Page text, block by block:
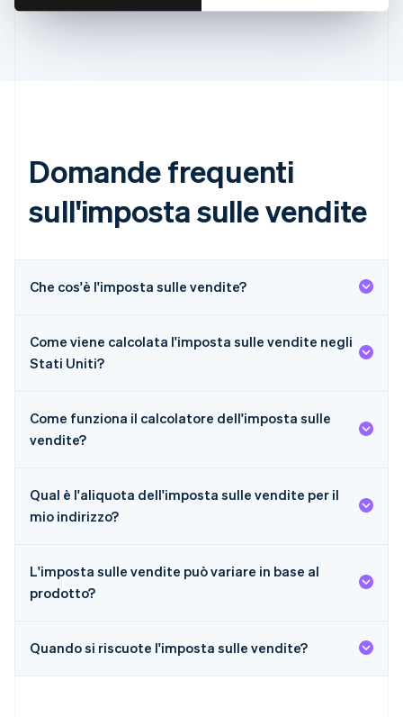
Domande frequenti
sull'imposta sulle vendite
Che cos'è l'imposta sulle vendite?
Come viene calcolata l'imposta sulle vendite negli
Stati Uniti?
Come funziona il calcolatore dell'imposta sulle
vendite?
Qual è l'aliquota dell'imposta sulle vendite per il
mio indirizzo?
L'imposta sulle vendite può variare in base al
prodotto?
Quando si riscuote l'imposta sulle vendite?
简体中文English
Estonia
Finlandia
Germania
日本語English
Gibilterra
English
India
English
ItalianoEnglish
Liechtenstein
Deutsch
Lussemburgo
FrançaisDeutschEnglish